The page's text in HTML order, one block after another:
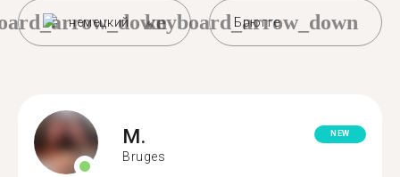
немецкий Брюгге
keyboard_arrow_down
M.
Bruges
NEW